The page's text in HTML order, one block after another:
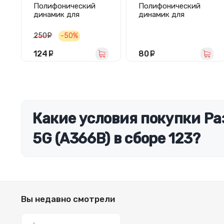
Полифонический
динамик для
Express (i8730) в
сборе
250 руб.
-50%
124
Полифонический
динамик для
/M156B)
80
Какие условия покупки
5G (A366B) в сборе 123?
Вы недавно смотрели